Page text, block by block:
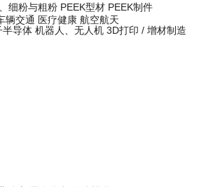
细粉与粗粉 PEEK型材 PEEK制件
辆交通 医疗健康 航空航天
半导体 机器人、无人机 3D打印 / 增材制造